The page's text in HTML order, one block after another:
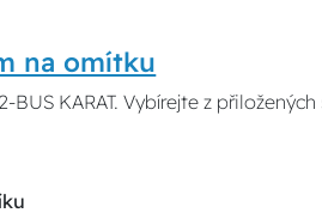
na omítku
BUS KARAT. Vybírejte z